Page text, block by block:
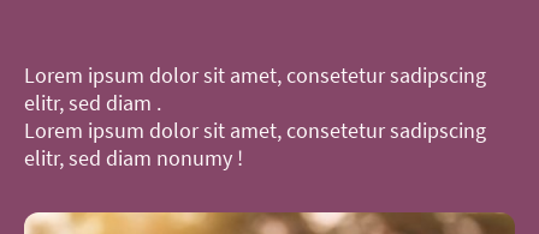
Lorem ipsum dolor sit amet, consetetur sadipscing
elitr, sed diam .
Lorem ipsum dolor sit amet, consetetur sadipscing
elitr, sed diam nonumy !